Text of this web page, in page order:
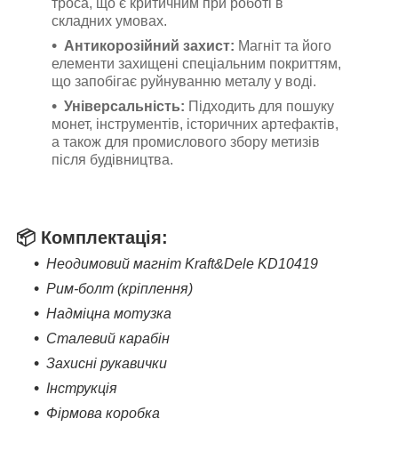
троса, що є критичним при роботі в
складних умовах.
Антикорозійний захист: Магніт та його
елементи захищені спеціальним покриттям,
що запобігає руйнуванню металу у воді.
Універсальність: Підходить для пошуку
монет, інструментів, історичних артефактів,
а також для промислового збору метизів
після будівництва.
📦 Комплектація:
Неодимовий магніт Kraft&Dele KD10419
Рим-болт (кріплення)
Надміцна мотузка
Сталевий карабін
Захисні рукавички
Інструкція
Фірмова коробка